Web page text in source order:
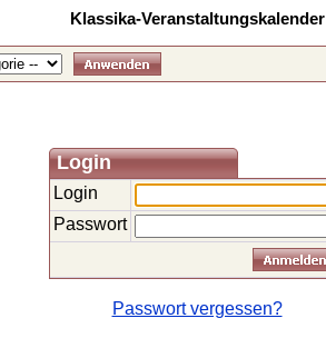
Klassika-Veranstaltungskalender
Login
Login
Passwort
Passwort vergessen?